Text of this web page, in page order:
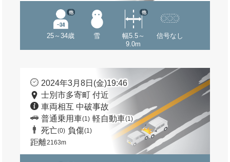
25～34歳
他
雪
幅5.5～
9.0m
他
信号なし
2024年3月8日(金)19:46
士別市多寄町 付近
車両相互 中破事故
普通乗用車(1) 軽自動車(1)
死亡(0) 負傷(1)
距離2163m